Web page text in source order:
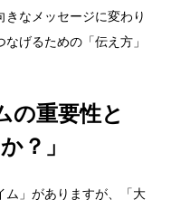
なメッセージに変わり
げるための「伝え方」
の重要性と
？」
ム」がありますが、「大